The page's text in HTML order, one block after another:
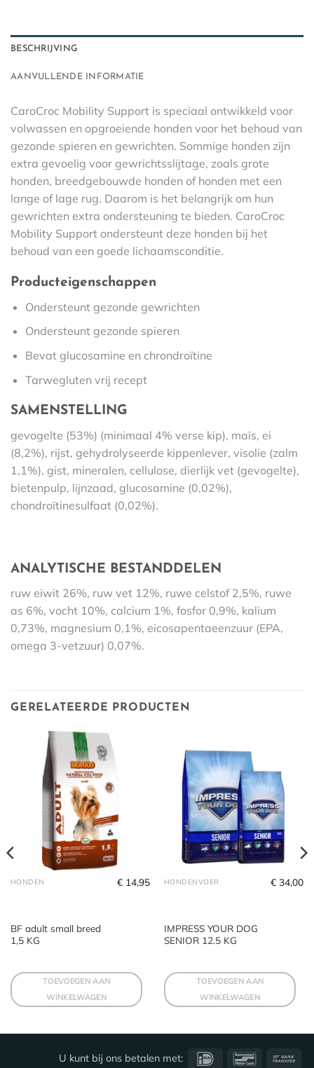
BESCHRIJVING
AANVULLENDE INFORMATIE
CaroCroc Mobility Support is speciaal ontwikkeld voor
volwassen en opgroeiende honden voor het behoud van
gezonde spieren en gewrichten. Sommige honden zijn
extra gevoelig voor gewrichtsslijtage, zoals grote
honden, breedgebouwde honden of honden met een
lange of lage rug. Daarom is het belangrijk om hun
gewrichten extra ondersteuning te bieden. CaroCroc
Mobility Support ondersteunt deze honden bij het
behoud van een goede lichaamsconditie.
Producteigenschappen
Ondersteunt gezonde gewrichten
Ondersteunt gezonde spieren
Bevat glucosamine en chrondroïtine
Tarwegluten vrij recept
SAMENSTELLING
gevogelte (53%) (minimaal 4% verse kip), maïs, ei
(8,2%), rijst, gehydrolyseerde kippenlever, visolie (zalm
1,1%), gist, mineralen, cellulose, dierlijk vet (gevogelte),
bietenpulp, lijnzaad, glucosamine (0,02%),
chondroïtinesulfaat (0,02%).
ANALYTISCHE BESTANDDELEN
ruw eiwit 26%, ruw vet 12%, ruwe celstof 2,5%, ruwe
as 6%, vocht 10%, calcium 1%, fosfor 0,9%, kalium
0,73%, magnesium 0,1%, eicosapentaeenzuur (EPA,
omega 3-vetzuur) 0,07%.
GERELATEERDE PRODUCTEN
HONDEN
BF adult small breed
1,5 KG
€ 14,95
TOEVOEGEN AAN
WINKELWAGEN
HONDENVOER
IMPRESS YOUR DOG
SENIOR 12.5 KG
€ 34,00
TOEVOEGEN AAN
WINKELWAGEN
U kunt bij ons betalen met: IDeal Bancontact